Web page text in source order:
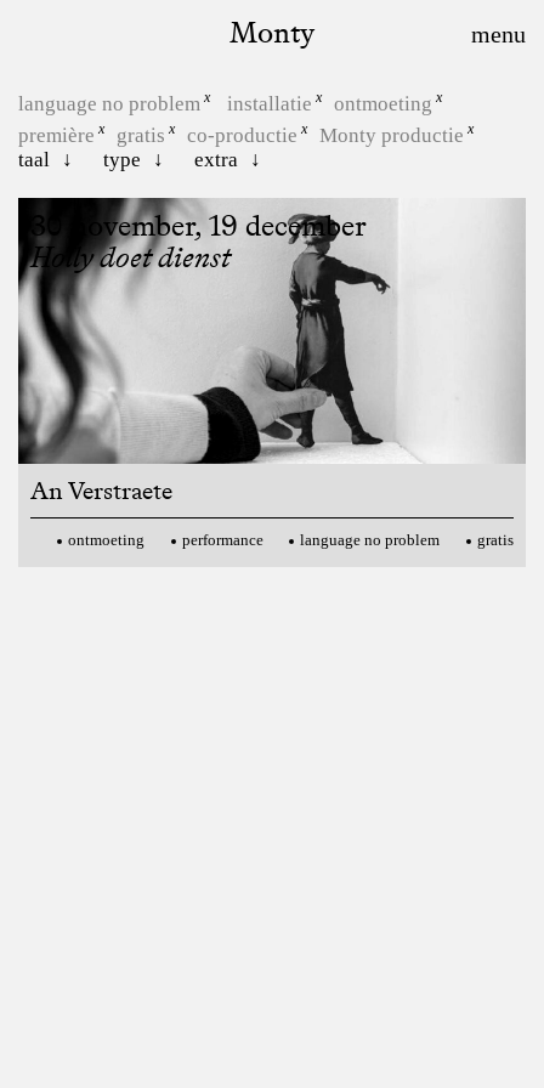
Monty
language no problem installatie
ontmoeting
première
gratis co-productie
Monty productie
taal
type extra
30 november, 19 december
Holly doet dienst
An Verstraete
ontmoeting performance language no problem gratis